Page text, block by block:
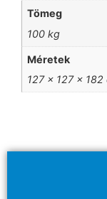
Tömeg
100 kg
Méretek
127 × 127 × 182